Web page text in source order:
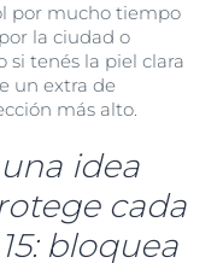
por mucho tiempo
la ciudad o
tenés la piel clara
un extra de
más alto.
idea
cada
bloquea